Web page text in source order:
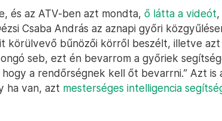
és az ATV-ben azt mondta, ő látta a videót
Csaba András az aznapi győri
körülvevő bűnözői körről beszélt, illetve azt
seb, ezt én bevarrom a győriek
a rendőrségnek kell őt bevarrni.” Azt is
ha van, azt mesterséges intelligencia